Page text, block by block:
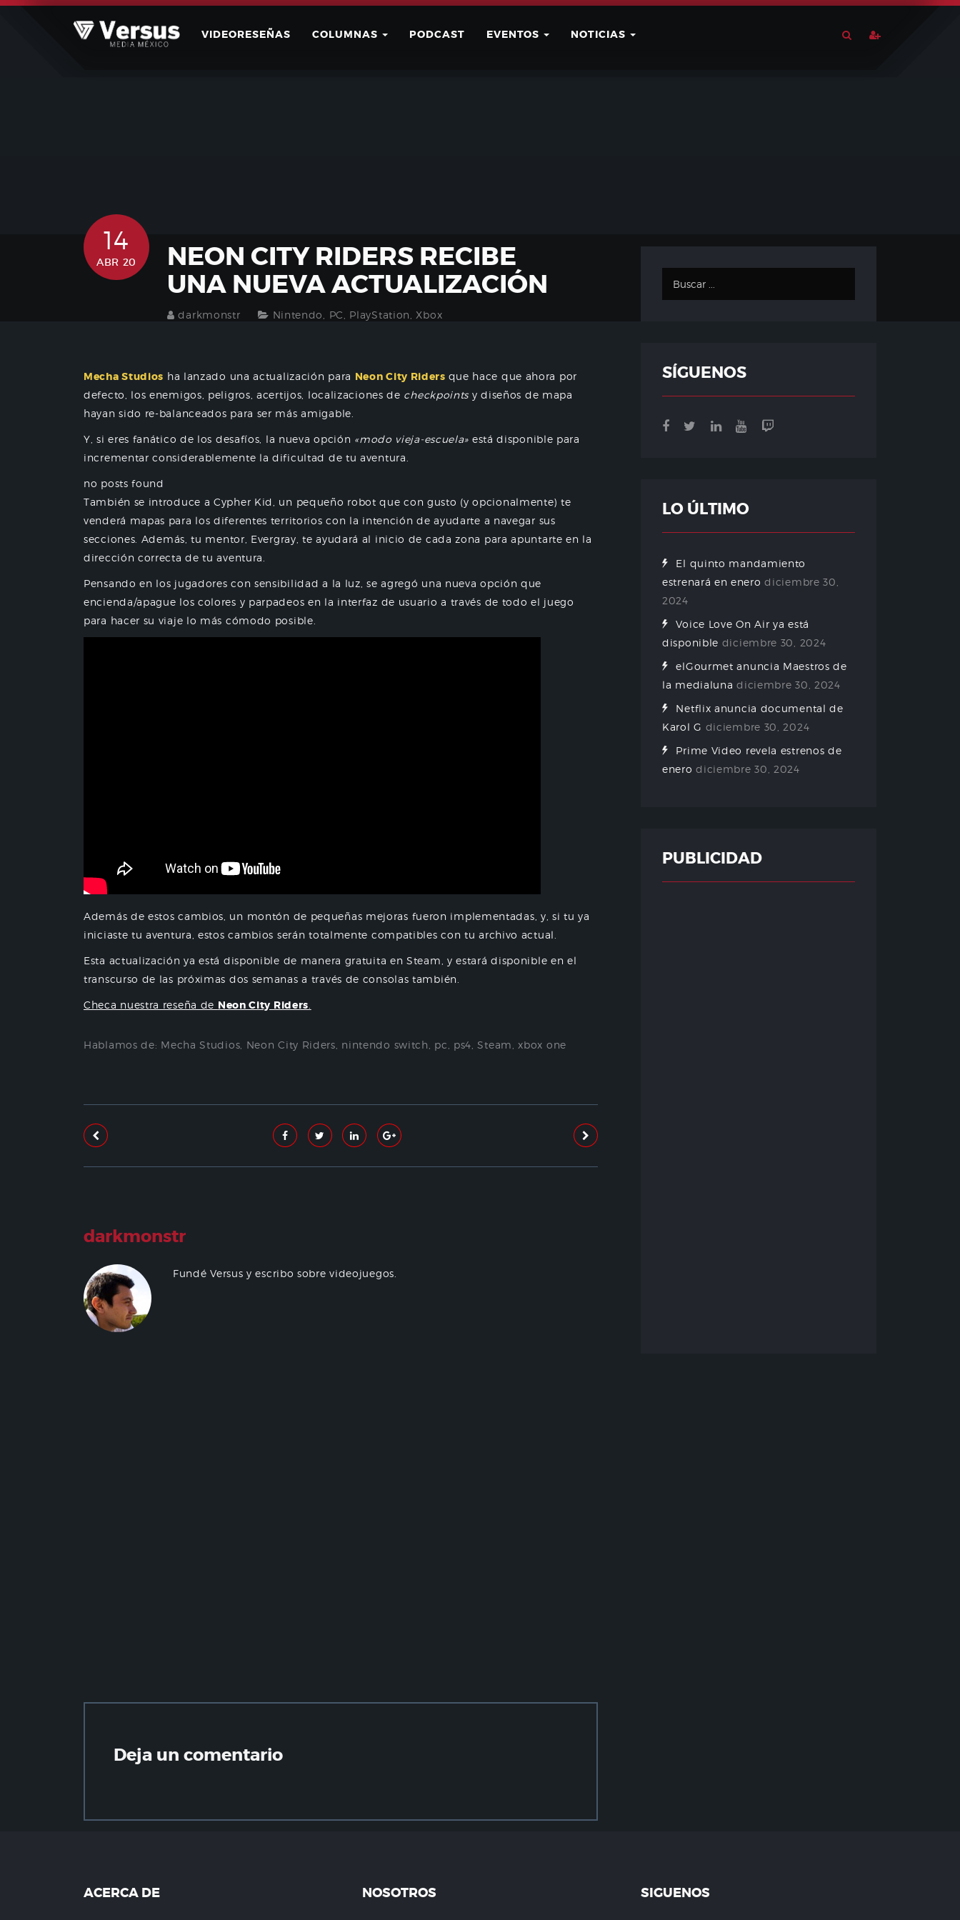
Skip
VIDEORESEÑAS COLUMNAS PODCAST EVENTOS NOTICIAS
14
ABR 20
NEON CITY RIDERS RECIBE
UNA NUEVA ACTUALIZACIÓN
darkmonstr Nintendo PC PlayStation Xbox
Mecha Studios ha lanzado una actualización para Neon City Riders que hace que ahora por
defecto, los enemigos, peligros, acertijos, localizaciones de checkpoints y diseños de mapa
hayan sido re-balanceados para ser más amigable.
Y, si eres fanático de los desafíos, la nueva opción «modo vieja-escuela» está disponible para
incrementar considerablemente la dificultad de tu aventura.
no posts found
También se introduce a Cypher Kid, un pequeño robot que con gusto (y opcionalmente) te
venderá mapas para los diferentes territorios con la intención de ayudarte a navegar sus
secciones. Además, tu mentor, Evergray, te ayudará al inicio de cada zona para apuntarte en la
dirección correcta de tu aventura.
Pensando en los jugadores con sensibilidad a la luz, se agregó una nueva opción que
encienda/apague los colores y parpadeos en la interfaz de usuario a través de todo el juego
para hacer su viaje lo más cómodo posible.
Además de estos cambios, un montón de pequeñas mejoras fueron implementadas, y, si tu ya
iniciaste tu aventura, estos cambios serán totalmente compatibles con tu archivo actual.
Esta actualización ya está disponible de manera gratuita en Steam, y estará disponible en el
transcurso de las próximas dos semanas a través de consolas también.
Checa nuestra reseña de Neon City Riders
Hablamos de: Mecha Studios Neon City Riders nintendo switch pc ps4 ,Steam xbox one
darkmonstr
Fundé Versus y escribo sobre videojuegos.
Deja un comentario
SÍGUENOS
LO ÚLTIMO
El quinto mandamiento
estrenará en enero diciembre 30,
2024
Voice Love On Air ya está
disponible diciembre 30, 2024
elGourmet anuncia Maestros de
la medialuna diciembre 30, 2024
Netflix anuncia documental de
Karol G diciembre 30, 2024
Prime Video revela estrenos de
enero diciembre 30, 2024
PUBLICIDAD
ACERCA DE NOSOTROS SIGUENOS